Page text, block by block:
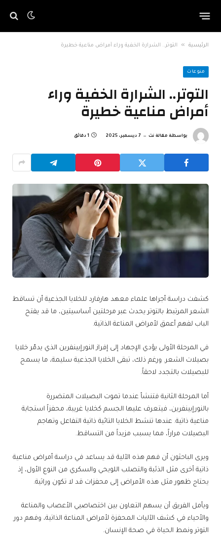
الرئيسية » التوتر.. الشرارة الخفية وراء أمراض مناعية خطيرة
منوعات
التوتر.. الشرارة الخفية وراء
أمراض مناعية خطيرة
بواسطة مقالة نت 7 ديسمبر، 2025 1 دقائق
كشفت دراسة أجراها علماء معهد هارفارد للخلايا الجذعية أن تساقط
الشعر المرتبط بالتوتر يحدث عبر مرحلتين أساسيتين، ما قد يفتح
الباب لفهم أعمق لأمراض المناعة الذاتية.
في المرحلة الأولى يؤدي الإجهاد إلى إفراز النورإبينفرين الذي يدمّر خلايا
بصيلات الشعر. ورغم ذلك، تبقى الخلايا الجذعية سليمة، ما يسمح
للبصيلات بالتجدد لاحقاً.
أما المرحلة الثانية فتنشأ عندما تموت البصيلات المتضررة
بالنورإبينفرين، فيتعرف عليها الجسم كخلايا غريبة، محفزاً استجابة
مناعية ذاتية. عندها تنشط الخلايا التائية ذاتية التفاعل وتهاجم
البصيلات مراراً، مما يسبب مزيداً من التساقط.
ويرى الباحثون أن فهم هذه الآلية قد يساعد في دراسة أمراض مناعية
ذاتية أخرى مثل الذئبة والتصلب اللويحي والسكري من النوع الأول، إذ
يحتاج ظهور مثل هذه الأمراض إلى محفزات قد لا تكون وراثية.
ويأمل الفريق أن يسهم التعاون بين اختصاصيي الأعصاب والمناعة
والأحياء في كشف الآليات المحفزة لأمراض المناعة الذاتية، وفهم دور
التوتر ونمط الحياة في صحة الإنسان.